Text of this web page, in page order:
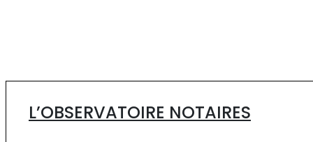
L’OBSERVATOIRE NOTAIRES